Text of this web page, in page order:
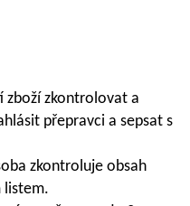
zboží zkontrolovat a
přepravci a sepsat s
zkontroluje obsah
listem.